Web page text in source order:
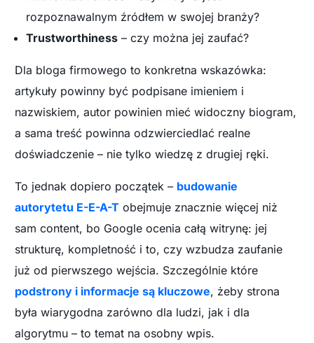
rozpoznawalnym źródłem w swojej branży?
Trustworthiness – czy można jej zaufać?
Dla bloga firmowego to konkretna wskazówka:
artykuły powinny być podpisane imieniem i
nazwiskiem, autor powinien mieć widoczny biogram,
a sama treść powinna odzwierciedlać realne
doświadczenie – nie tylko wiedzę z drugiej ręki.
To jednak dopiero początek – budowanie
autorytetu E-E-A-T obejmuje znacznie więcej niż
sam content, bo Google ocenia całą witrynę: jej
strukturę, kompletność i to, czy wzbudza zaufanie
już od pierwszego wejścia. Szczególnie które
podstrony i informacje są kluczowe, żeby strona
była wiarygodna zarówno dla ludzi, jak i dla
algorytmu – to temat na osobny wpis.